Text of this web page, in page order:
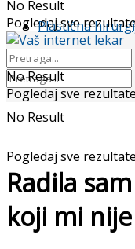
Plastična
No Result
Pogledaj sve rezultate
No Result
Pogledaj sve
No Result
Pogledaj sve rezultate
Radila
koji mi